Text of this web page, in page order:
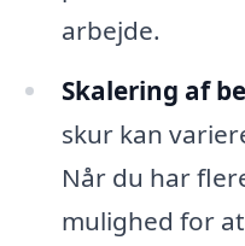
arbejde.
Skalering af
skur kan
Når du har
mulighed for